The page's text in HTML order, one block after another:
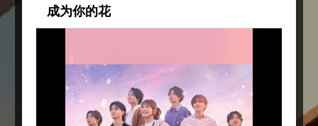
成为你的花